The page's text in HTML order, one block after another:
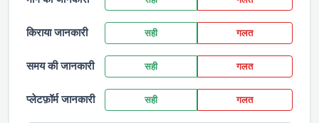
किराया जानकारी सही गलत
समय की जानकारी सही गलत
प्लेटफ़ॉर्म जानकारी सही गलत